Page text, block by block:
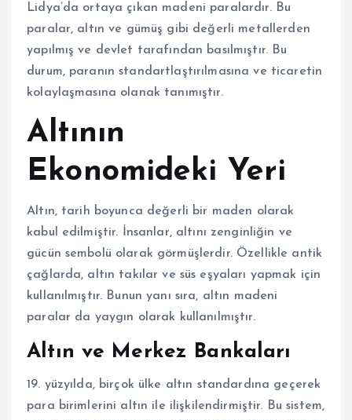
Lidya’da ortaya çıkan madeni paralardır. Bu
paralar, altın ve gümüş gibi değerli metallerden
yapılmış ve devlet tarafından basılmıştır. Bu
durum, paranın standartlaştırılmasına ve ticaretin
kolaylaşmasına olanak tanımıştır.
Altının
Ekonomideki Yeri
Altın, tarih boyunca değerli bir maden olarak
kabul edilmiştir. İnsanlar, altını zenginliğin ve
gücün sembolü olarak görmüşlerdir. Özellikle antik
çağlarda, altın takılar ve süs eşyaları yapmak için
kullanılmıştır. Bunun yanı sıra, altın madeni
paralar da yaygın olarak kullanılmıştır.
Altın ve Merkez Bankaları
19. yüzyılda, birçok ülke altın standardına geçerek
para birimlerini altın ile ilişkilendirmiştir. Bu sistem,